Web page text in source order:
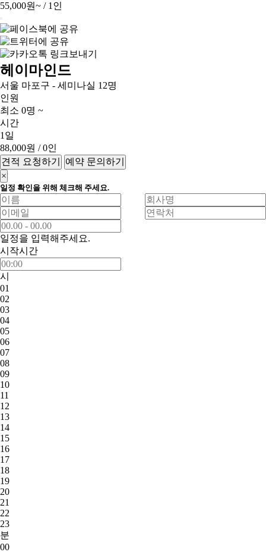
55,000원~ / 1인
헤이마인드
서울 마포구 - 세미나실 12명
인원
최소 0명 ~
시간
1일
88,000원 / 0인
견적 요청하기
예약 문의하기
×
일정 확인을 위해 체크해 주세요.
일정을 입력해주세요.
시작시간
시
01
02
03
04
05
06
07
08
09
10
11
12
13
14
15
16
17
18
19
20
21
22
23
분
00